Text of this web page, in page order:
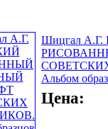
Шицгал
Альбом
Цена: